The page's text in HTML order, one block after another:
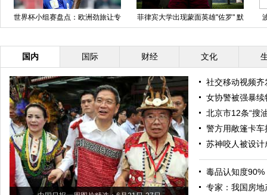
世界杯小组赛盘点：欧洲劲旅让专
家大跌眼镜
菲律宾大学出现蒙面英雄"佐罗" 默
默守护校园安全(高清组图)
国内 国际 财经 文化
社交移动视频
女协警被强暴
北京市12条“搜
警方用敞篷卡
苏神咬人被设
毒品认知度
专家：我国房